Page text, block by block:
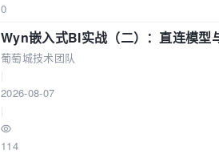
0
Wyn嵌入式BI实战（二）：直连模型
葡萄城技术团队
2026-08-07
114